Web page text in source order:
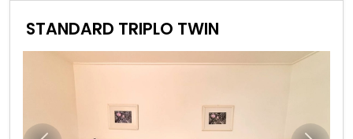
STANDARD TRIPLO TWIN